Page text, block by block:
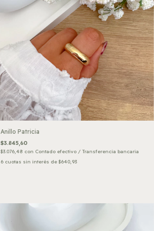
Anillo Patricia
$3.845,60
$3.076,48 con Contado efectivo / Transferencia bancaria
6 cuotas sin interés de$640,93